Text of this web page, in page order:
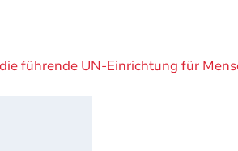
führende UN-Einrichtung für